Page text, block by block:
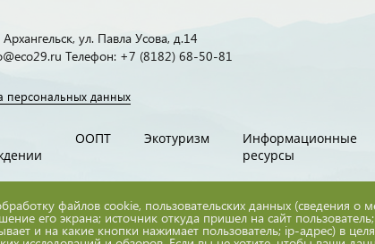
ул. Павла Усова, д.14
Телефон: +7 (8182) 68-50-81
персональных данных
ООПТ Экотуризм
Информационные
ресурсы
файлов cookie, пользовательских данных (сведения о
его экрана; источник откуда пришел на сайт
и на какие кнопки нажимает пользователь; ip-адрес) в